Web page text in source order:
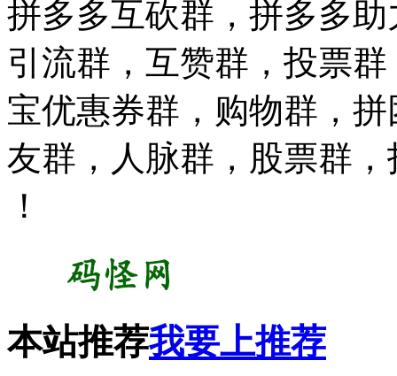
拼多多互砍群，拼多多
引流群，互赞群，投票
宝优惠券群，购物群，
友群，人脉群，股票群
！
本站推荐我要上推荐